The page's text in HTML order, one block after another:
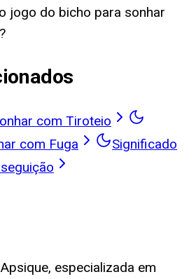
jogo do bicho para sonhar
com Tiroteio
com Fuga
Significado
especializada em